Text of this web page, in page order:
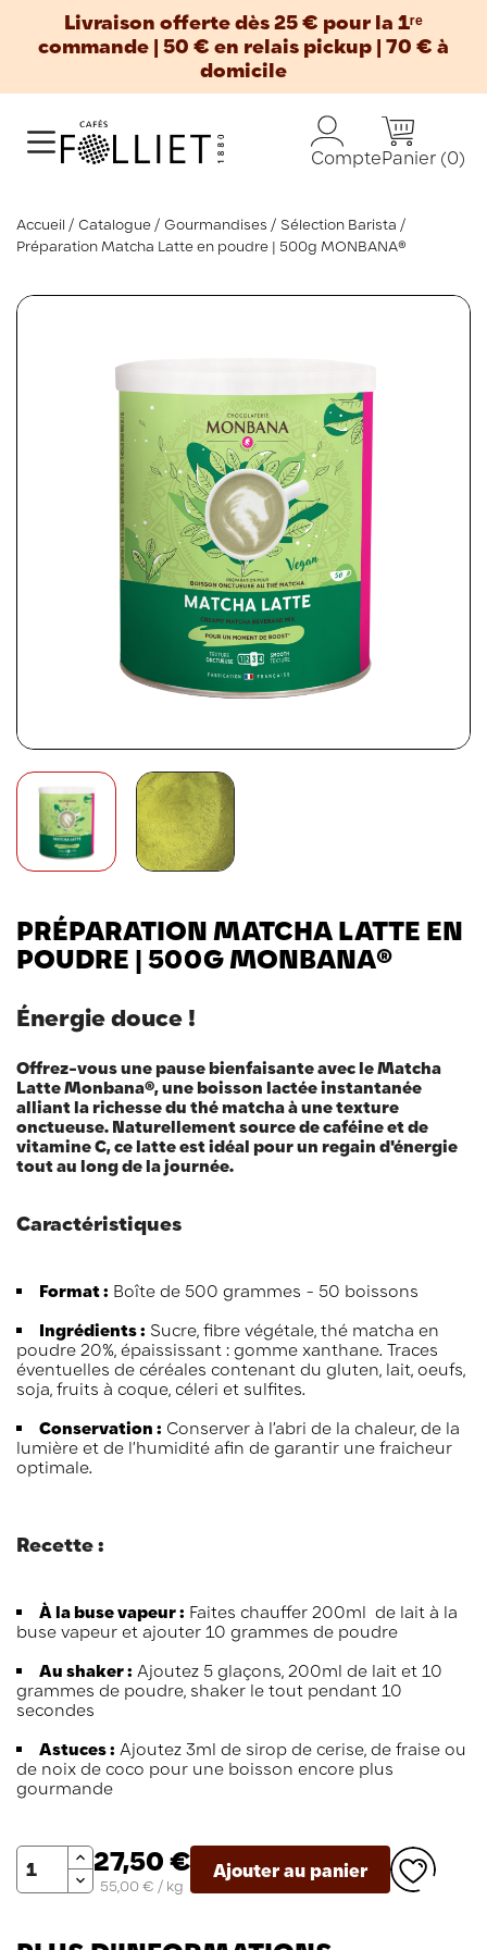
Livraison offerte dès 25 € pour la 1ʳᵉ
commande | 50 € en relais pickup | 70 € à
domicile
ComptePanier (0)
Accueil Catalogue Gourmandises
Sélection Barista
Préparation Matcha Latte en poudre | 500g MONBANA®
PRÉPARATION MATCHA LATTE EN
POUDRE | 500G MONBANA®
Énergie douce !
Offrez-vous une pause bienfaisante avec le Matcha
Latte Monbana®, une boisson lactée instantanée
alliant la richesse du thé matcha à une texture
onctueuse. Naturellement source de caféine et de
vitamine C, ce latte est idéal pour un regain d'énergie
tout au long de la journée.​
Caractéristiques
Format : Boîte de 500 grammes - 50 boissons
Ingrédients : Sucre, fibre végétale, thé matcha en
poudre 20%, épaississant : gomme xanthane. Traces
éventuelles de céréales contenant du gluten, lait, oeufs,
soja, fruits à coque, céleri et sulfites.
Conservation : Conserver à l’abri de la chaleur, de la
lumière et de l’humidité afin de garantir une fraicheur
optimale.
Recette :
À la buse vapeur : Faites chauffer 200ml de lait à la
buse vapeur et ajouter 10 grammes de poudre
Au shaker : Ajoutez 5 glaçons, 200ml de lait et 10
grammes de poudre, shaker le tout pendant 10
secondes
Astuces : Ajoutez 3ml de sirop de cerise, de fraise ou
de noix de coco pour une boisson encore plus
gourmande
Quantité 27,50 €
55,00 € / kg
Ajouter au panier